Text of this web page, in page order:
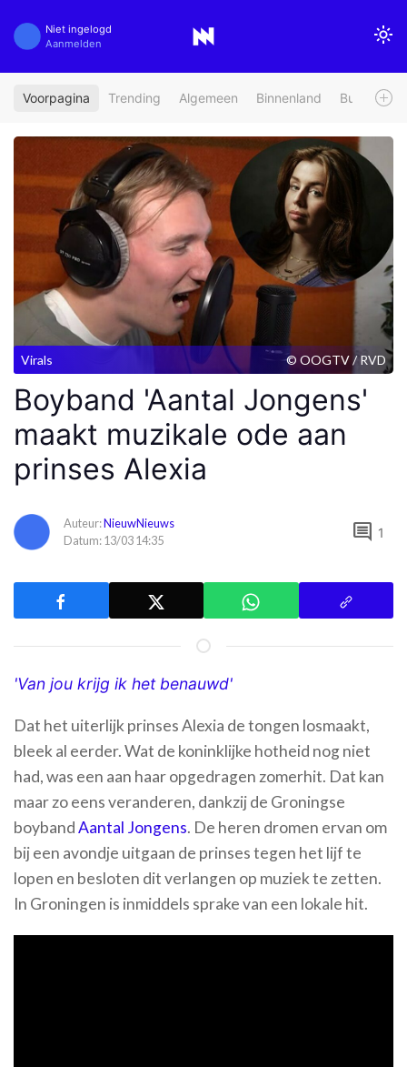
Niet ingelogd
Aanmelden
Voorpagina Trending Algemeen Binnenland Buitenland
Virals © OOGTV / RVD
Boyband 'Aantal Jongens'
maakt muzikale ode aan
prinses Alexia
Auteur:NieuwNieuws
Datum: 13/03 14:35
comment 1
'Van jou krijg ik het benauwd'
Dat het uiterlijk prinses Alexia de tongen losmaakt,
bleek al eerder. Wat de koninklijke hotheid nog niet
had, was een aan haar opgedragen zomerhit. Dat kan
maar zo eens veranderen, dankzij de Groningse
boybandAantal Jongens. De heren dromen ervan om
bij een avondje uitgaan de prinses tegen het lijf te
lopen en besloten dit verlangen op muziek te zetten.
In Groningen is inmiddels sprake van een lokale hit.